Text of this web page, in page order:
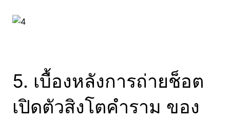
5. เบื้องหลังการถ่ายช็อต
เปิดตัวสิงโตคำราม ของ